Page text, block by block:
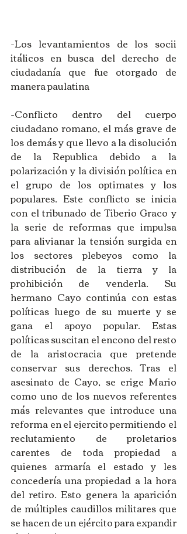
-Los levantamientos de los socii
itálicos en busca del derecho de
ciudadanía que fue otorgado de
manera paulatina
-Conflicto dentro del cuerpo
ciudadano romano, el más grave de
los demás y que llevo a la disolución
de la Republica debido a la
polarización y la división política en
el grupo de los optimates y los
populares. Este conflicto se inicia
con el tribunado de Tiberio Graco y
la serie de reformas que impulsa
para alivianar la tensión surgida en
los sectores plebeyos como la
distribución de la tierra y la
prohibición de venderla. Su
hermano Cayo continúa con estas
políticas luego de su muerte y se
gana el apoyo popular. Estas
políticas suscitan el encono del resto
de la aristocracia que pretende
conservar sus derechos. Tras el
asesinato de Cayo, se erige Mario
como uno de los nuevos referentes
más relevantes que introduce una
reforma en el ejercito permitiendo el
reclutamiento de proletarios
carentes de toda propiedad a
quienes armaría el estado y les
concedería una propiedad a la hora
del retiro. Esto genera la aparición
de múltiples caudillos militares que
se hacen de un ejército para expandir